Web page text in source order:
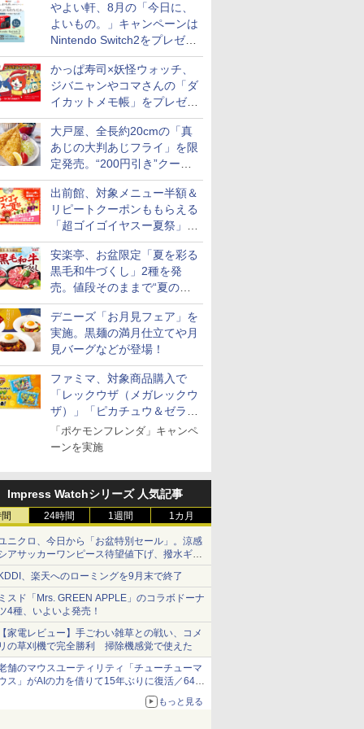
付き
やよい軒、8月の「今日に、
よいもの。」キャンペーンは
Nintendo Switch2をプレゼン
ト
かっぱ寿司×妖怪ウォッチ、
ジバニャンやコマさんの「ダ
イカットメモ帳」をプレゼン
ト
大戸屋、全長約20cmの「真
あじの大判あじフライ」を限
定発売。“200円引き”クーポ
ンも配信
出前館、対象メニュー半額＆
リピートクーポンももらえる
「超ゴイゴイヤスー夏祭」を
実施
安楽亭、お盆限定「夏を彩る
黒毛和牛づくし」2種を発
売。値段そのままで“夏の巻
き野菜”付き
デニーズ「お月見フェア」を
実施。黒麺の満月仕立てや月
見バーグなどが登場！
ファミマ、対象商品購入で
「レックウザ（メガレックウ
ザ）」「ピカチュウ＆ゼラオ
ラ」のフレンダピックがもら
える！
「ポケモンフレンダ」キャンペ
ーンを実施
Impress Watchシリーズ 人気記事
24時間 1週間 1カ月
ニクロ、今日から「お盆特別セール」。涼感
アサッカーワンピース待望値下げ、撥水ギア
ョーツは1990円に
、楽天へのローミングを9月末で終了
スド「Mrs. GREEN APPLE」のコラボドーナ
4種、いよいよ発売！
家電レビュー】手ごわい雑草との戦い、コメ
の草刈機で完全勝利 掃除機感覚で使えた
舗のマウスユーティリティ「チューチューマ
ス」がAIの力を借りて15年ぶりに復活／64bit
、Windows 10/11、「Chrome」も走り回
。復活記念で2026年末まで500円
もっと見る